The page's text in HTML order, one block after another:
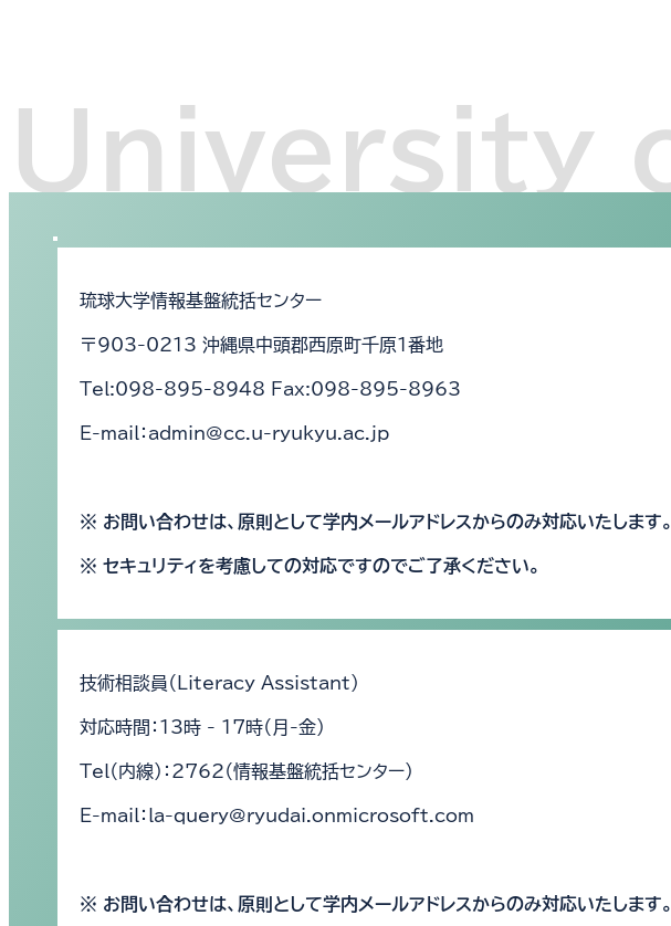
琉球大学情報基盤統括センター
〒903-0213 沖縄県中頭郡西原町千原1番地
Tel:098-895-8948 Fax:098-895-8963
E-mail：admin@cc.u-ryukyu.ac.jp
※ お問い合わせは、原則として学内メールアドレスからのみ対応いたします。
※ セキュリティを考慮しての対応ですのでご了承ください。
技術相談員（Literacy Assistant）
対応時間：13時 - 17時（月-金）
Tel（内線）：2762（情報基盤統括センター）
E-mail：la-query@ryudai.onmicrosoft.com
※ お問い合わせは、原則として学内メールアドレスからのみ対応いたします。